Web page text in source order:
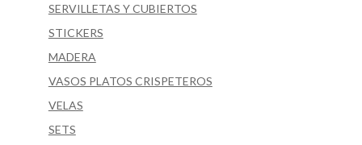
SERVILLETAS Y CUBIERTOS
STICKERS
MADERA
VASOS PLATOS CRISPETEROS
VELAS
SETS